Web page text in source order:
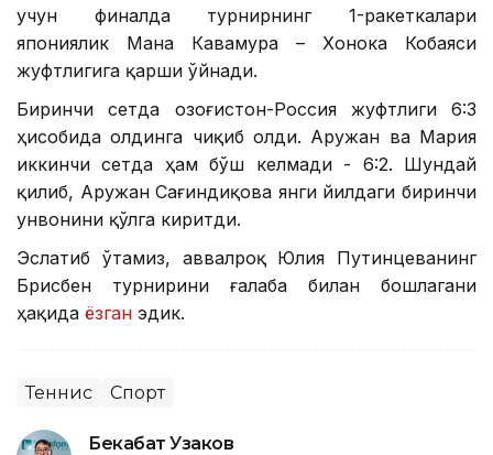
учун финалда турнирнинг 1-ракеткалари
япониялик Мана Кавамура – Хонока Кобаяси
жуфтлигига қарши ўйнади.
Биринчи сетда Қозоғистон-Россия жуфтлиги 6:3
ҳисобида олдинга чиқиб олди. Аружан ва Мария
иккинчи сетда ҳам бўш келмади - 6:2. Шундай
қилиб, Аружан Сағиндиқова янги йилдаги биринчи
унвонини қўлга киритди.
Эслатиб ўтамиз, аввалроқ Юлия Путинцеванинг
Брисбен турнирини ғалаба билан бошлагани
ҳақида ёзган эдик.
Теннис Спорт
Бекабат Узаков